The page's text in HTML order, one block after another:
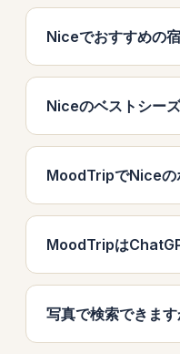
Niceでおすすめの
Niceのベストシー
MoodTripでNiceの
MoodTripは
写真で検索できます